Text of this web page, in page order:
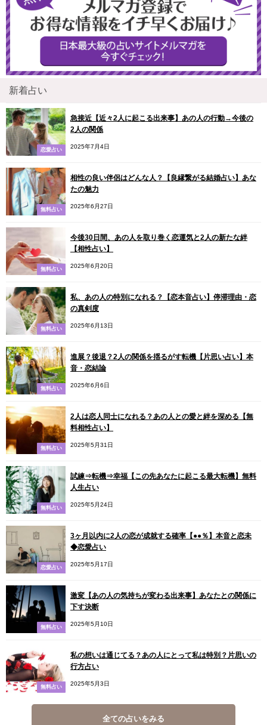
新着占い
恋愛占い
急接近【近々2人に起こる出来事】あの人の行動→今後の
2人の関係
2025年7月4日
無料占い
相性の良い伴侶はどんな人？【良縁繋がる結婚占い】あな
たの魅力
2025年6月27日
無料占い
今後30日間、あの人を取り巻く恋運気と2人の新たな絆
【相性占い】
2025年6月20日
無料占い
私、あの人の特別になれる？【恋本音占い】停滞理由・恋
の真剣度
2025年6月13日
無料占い
進展？後退？2人の関係を揺るがす転機【片思い占い】本
音・恋結論
2025年6月6日
無料占い
2人は恋人同士になれる？あの人との愛と絆を深める【無
料相性占い】
2025年5月31日
無料占い
試練⇒転機⇒幸福【この先あなたに起こる最大転機】無料
人生占い
2025年5月24日
恋愛占い
3ヶ月以内に2人の恋が成就する確率【●●％】本音と恋未
◆恋愛占い
2025年5月17日
無料占い
激変【あの人の気持ちが変わる出来事】あなたとの関係に
下す決断
2025年5月10日
無料占い
私の想いは通じてる？あの人にとって私は特別？片思いの
行方占い
2025年5月3日
全ての占いをみる